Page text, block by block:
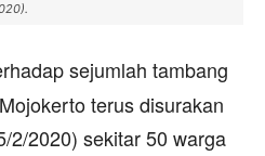
sejumlah tambang
terus disurakan
2/2020) sekitar 50 warga